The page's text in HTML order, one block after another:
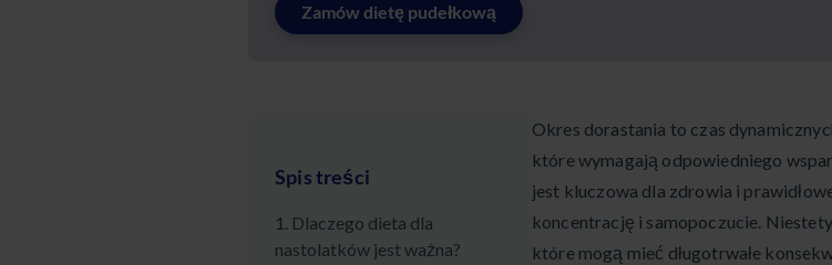
Zamów dietę pudełkową
Spis treści
1. Dlaczego dieta dla
nastolatków jest ważna?
Okres dorastania to czas
które wymagają odpowiedniego
jest kluczowa dla zdrowia i
koncentrację i samopoczucie.
które mogą mieć długotrwałe